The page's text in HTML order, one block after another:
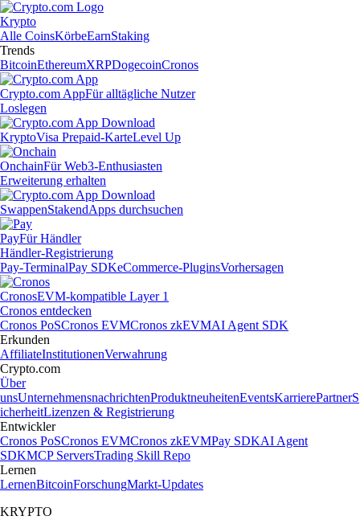
Krypto
Alle CoinsKörbeEarnStaking
Trends
BitcoinEthereumXRPDogecoinCronos
Crypto.com AppFür alltägliche Nutzer
Loslegen
KryptoVisa Prepaid-KarteLevel Up
OnchainFür Web3-Enthusiasten
Erweiterung erhalten
SwappenStakendApps durchsuchen
PayFür Händler
Händler-Registrierung
Pay-TerminalPay SDKeCommerce-PluginsVorhersagen
CronosEVM-kompatible Layer 1
Cronos entdecken
Cronos PoSCronos EVMCronos zkEVMAI Agent SDK
Erkunden
AffiliateInstitutionenVerwahrung
Crypto.com
Über
unsUnternehmensnachrichtenProduktneuheitenEventsKarrierePartnerS
icherheitLizenzen & Registrierung
Entwickler
Cronos PoSCronos EVMCronos zkEVMPay SDKAI Agent
SDKMCP ServersTrading Skill Repo
Lernen
LernenBitcoinForschungMarkt-Updates
KRYPTO